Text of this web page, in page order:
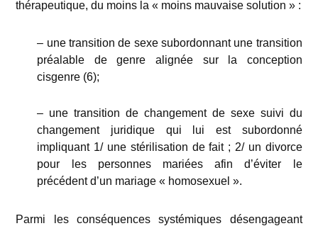
thérapeutique, du moins la « moins mauvaise solution » :
– une transition de sexe subordonnant une transition
préalable de genre alignée sur la conception
cisgenre (6);
– une transition de changement de sexe suivi du
changement juridique qui lui est subordonné
impliquant 1/ une stérilisation de fait ; 2/ un divorce
pour les personnes mariées afin d’éviter le
précédent d’un mariage « homosexuel ».
Parmi les conséquences systémiques désengageant